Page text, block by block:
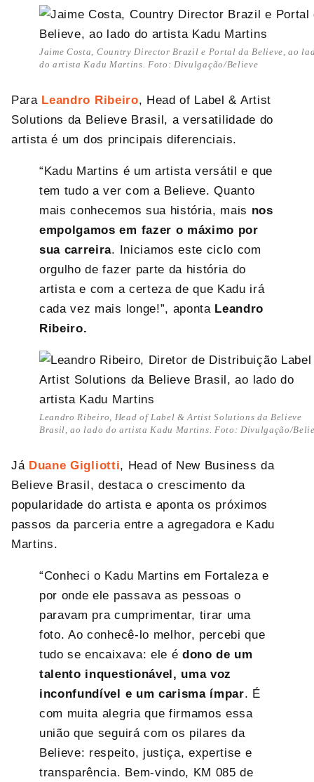
Jaime Costa, Country Director Brazil e Portal da Believe, ao
do artista Kadu Martins. Foto: Divulgação/Believe
Para Leandro Ribeiro, Head of Label & Artist
Solutions da Believe Brasil, a versatilidade do
artista é um dos principais diferenciais.
“Kadu Martins é um artista versátil e que
tem tudo a ver com a Believe. Quanto
mais conhecemos sua história, mais nos
empolgamos em fazer o máximo por
sua carreira. Iniciamos este ciclo com
orgulho de fazer parte da história do
artista e com a certeza de que Kadu irá
cada vez mais longe!”, aponta Leandro
Ribeiro.
Leandro Ribeiro, Head of Label & Artist Solutions da Believe
Brasil, ao lado do artista Kadu Martins. Foto: Divulgação/
Já Duane Gigliotti, Head of New Business da
Believe Brasil, destaca o crescimento da
popularidade do artista e aponta os próximos
passos da parceria entre a agregadora e Kadu
Martins.
“Conheci o Kadu Martins em Fortaleza e
por onde ele passava as pessoas o
paravam pra cumprimentar, tirar uma
foto. Ao conhecê-lo melhor, percebi que
tudo se encaixava: ele é dono de um
talento inquestionável, uma voz
inconfundível e um carisma ímpar. É
com muita alegria que firmamos essa
união que seguirá com os pilares da
Believe: respeito, justiça, expertise e
transparência. Bem-vindo, KM 085 de